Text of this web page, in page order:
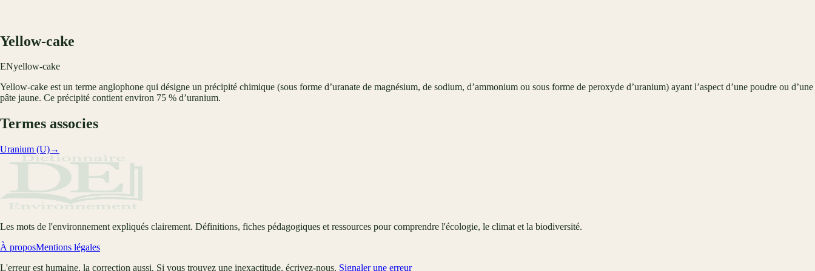
Yellow-cake
ENyellow-cake
Yellow-cake est un terme anglophone qui désigne un précipité chimique (sous forme d’uranate de magnésium, de sodium, d’ammonium ou sous forme de peroxyde d’uranium) ayant l’aspect d’une poudre ou d’une
pâte jaune. Ce précipité contient environ 75 % d’uranium.
Termes associes
Uranium (U)→
Les mots de l'environnement expliqués clairement. Définitions, fiches pédagogiques et ressources pour comprendre l'écologie, le climat et la biodiversité.
À proposMentions légales
L'erreur est humaine, la correction aussi. Si vous trouvez une inexactitude, écrivez-nous. Signaler une erreur